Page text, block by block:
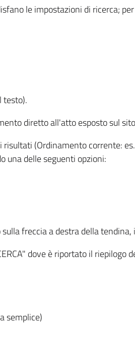
le impostazioni di ricerca;
testo).
diretto all'atto esposto sul
(Ordinamento corrente:
una delle seguenti opzioni:
freccia a destra della
dove è riportato il riepilogo
semplice)